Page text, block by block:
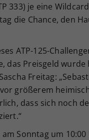
333) je eine
die Chance, den
ATP-125-
das Preisgeld wurde
Freitag:
größerem
dass sich noch
Sonntag um